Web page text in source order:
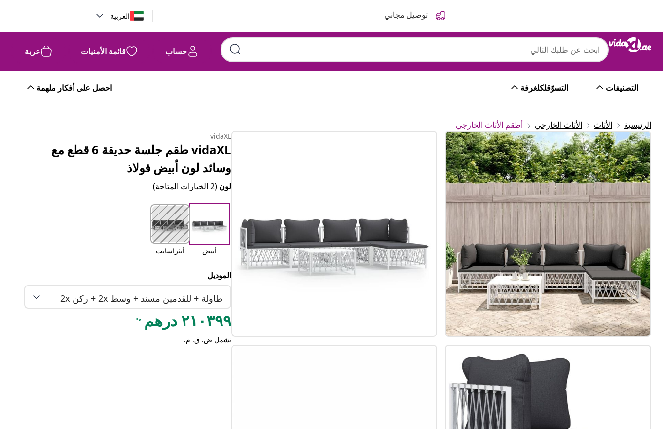
توصيل مجاني العربية
حساب قائمة الأمنيات عربة
التصنيفات التسوّقلكلغرفة احصل على أفكار ملهمة
الرئيسية الأثاث الأثاث الخارجي أطقم الأثاث الخارجي
vidaXL
vidaXL طقم جلسة حديقة 6 قطع مع
وسائد لون أبيض فولاذ
لون(2 الخيارات المتاحة)
أبيض أنثراسايت
الموديل
طاولة + للقدمين مسند + وسط 2x + ركن 2x
٢١٠٣٩٩ درهم ,.
تشمل ض. ق. م.